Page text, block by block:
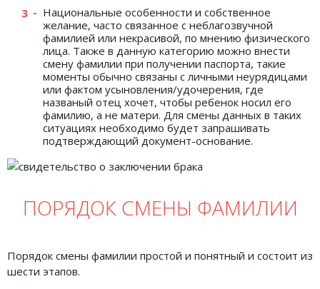
Национальные особенности и собственное
желание, часто связанное с неблагозвучной
фамилией или некрасивой, по мнению физического
лица. Также в данную категорию можно внести
смену фамилии при получении паспорта, такие
моменты обычно связаны с личными неурядицами
или фактом усыновления/удочерения, где
названый отец хочет, чтобы ребенок носил его
фамилию, а не матери. Для смены данных в таких
ситуациях необходимо будет запрашивать
подтверждающий документ-основание.
ПОРЯДОК СМЕНЫ ФАМИЛИИ
Порядок смены фамилии простой и понятный и состоит из
шести этапов.